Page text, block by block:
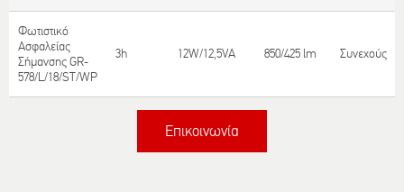
Φωτιστικό
Ασφαλείας
Σήμανσης GR-
578/L/18/ST/WP
3h 12W/12,5VA 850/425 lm Συνεχούς
Επικοινωνία